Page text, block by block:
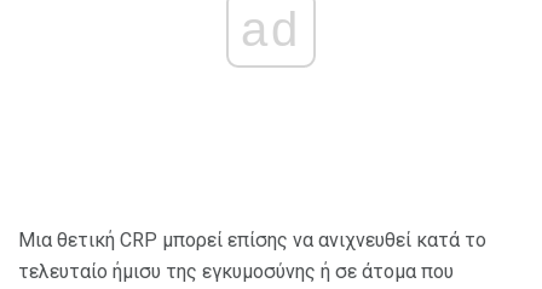
ad
Μια θετική CRP μπορεί επίσης να ανιχνευθεί κατά το
τελευταίο ήμισυ της εγκυμοσύνης ή σε άτομα που